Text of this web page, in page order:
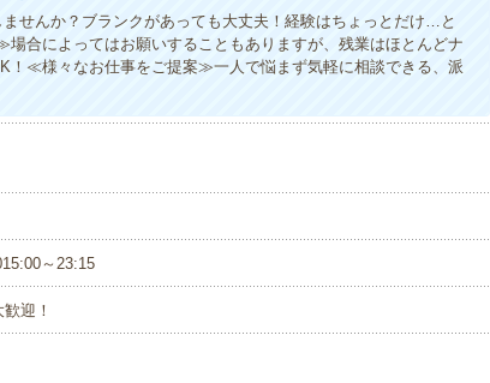
せんか？ブランクがあっても大丈夫！経験はちょっとだけ…と
合によってはお願いすることもありますが、残業はほとんどナ
！≪様々なお仕事をご提案≫一人で悩まず気軽に相談できる、派
～23:15
迎！